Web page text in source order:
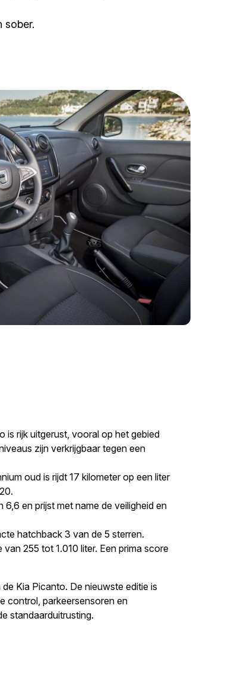
sober.
is rijk uitgerust, vooral op het gebied
zijn verkrijgbaar tegen een
oud is rijdt 17 kilometer op een liter
en prijst met name de veiligheid en
hatchback 3 van de 5 sterren.
255 tot 1.010 liter. Een prima score
Kia Picanto. De nieuwste editie is
control, parkeersensoren en
standaarduitrusting.